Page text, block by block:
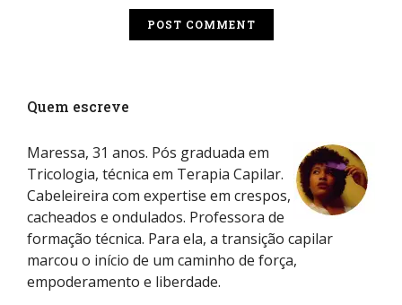
Quem escreve
Maressa, 31 anos. Pós graduada em
Tricologia, técnica em Terapia Capilar.
Cabeleireira com expertise em crespos,
cacheados e ondulados. Professora de
formação técnica. Para ela, a transição capilar
marcou o início de um caminho de força,
empoderamento e liberdade.